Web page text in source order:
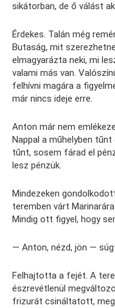
sikátorban, de ő válást
Érdekes. Talán még
Butaság, mit
elmagyarázta neki, mi
valami más van.
felhívni magára a
már nincs ideje erre.
Anton már nem
Nappal a műhelyben
tűnt, sosem fárad el
lesz pénzük.
Mindezeken
teremben várt
Mindig ott figyel, hogy
— Anton, nézd, jön —
Felhajtotta a fejét. A
észrevétlenül
frizurát csináltatott,